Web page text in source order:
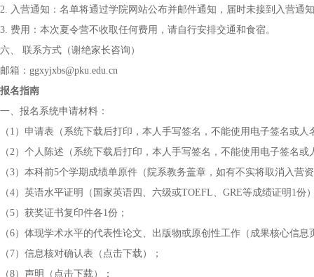
2. 入营通知：名单将通过学院网站公布并邮件通知，届时未接到入营通
3. 费用：本次夏令营不收取任何费用，请自行安排交通和食宿。
六、 联系方式（谢绝家长咨询）
邮箱：ggxyjxbs@pku.edu.cn
报名指南
一、报名系统申请材料：
（1）申请表（系统下载后打印，本人手写签名，不能使用电子签名或人
（2）个人陈述（系统下载后打印，本人手写签名，不能使用电子签名或
（3）本科前5个学期成绩单原件（院系教务盖章，如有不实将取消入营
（4）英语水平证明（国家英语四、六级或TOEFL、GRE等成绩证明1份
（5）获奖证书复印件各1份；
（6）体现学术水平的代表性论文、出版物或原创性工作（成果核心信息
（7）信息核对确认表（点击下载）；
（8）声明（点击下载）；